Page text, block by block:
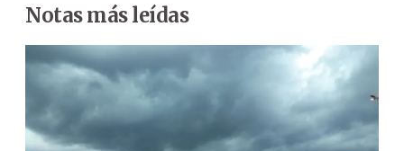
Notas más leídas